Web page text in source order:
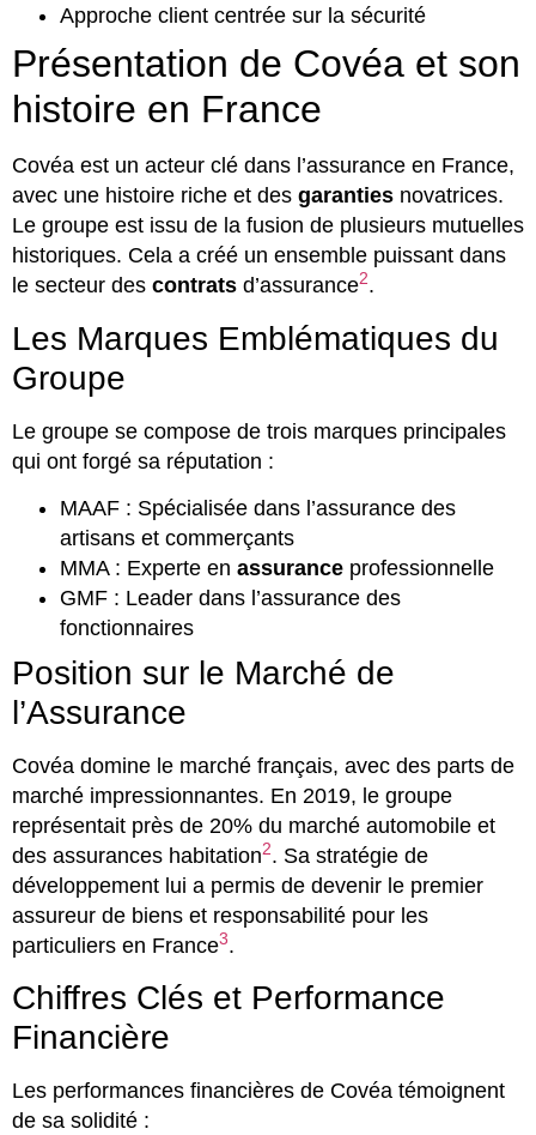
Approche client centrée sur la sécurité
Présentation de Covéa et son
histoire en France
Covéa est un acteur clé dans l’assurance en France,
avec une histoire riche et des garanties novatrices.
Le groupe est issu de la fusion de plusieurs mutuelles
historiques. Cela a créé un ensemble puissant dans
le secteur des contrats d’assurance2.
Les Marques Emblématiques du
Groupe
Le groupe se compose de trois marques principales
qui ont forgé sa réputation :
MAAF : Spécialisée dans l’assurance des
artisans et commerçants
MMA : Experte en assurance professionnelle
GMF : Leader dans l’assurance des
fonctionnaires
Position sur le Marché de
l’Assurance
Covéa domine le marché français, avec des parts de
marché impressionnantes. En 2019, le groupe
représentait près de 20% du marché automobile et
des assurances habitation2. Sa stratégie de
développement lui a permis de devenir le premier
assureur de biens et responsabilité pour les
particuliers en France3.
Chiffres Clés et Performance
Financière
Les performances financières de Covéa témoignent
de sa solidité :